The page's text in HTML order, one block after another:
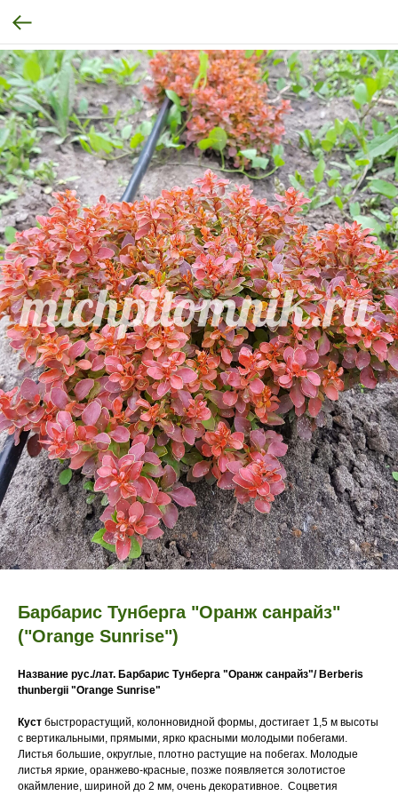
Барбарис Тунберга "Оранж санрайз"
("Orange Sunrise")
Название рус./лат. Барбарис Тунберга "Оранж санрайз"/ Berberis
thunbergii "Orange Sunrise"
Куст быстрорастущий, колонновидной формы, достигает 1,5 м высоты
с вертикальными, прямыми, ярко красными молодыми побегами.
Листья большие, округлые, плотно растущие на побегах. Молодые
листья яркие, оранжево-красные, позже появляется золотистое
окаймление, шириной до 2 мм, очень декоративное. Соцветия